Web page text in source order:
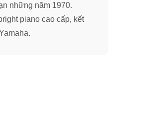
những năm 1970.
piano cao cấp, kết